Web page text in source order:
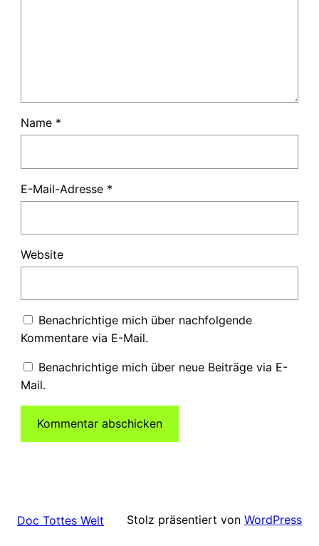
Name *
E-Mail-Adresse *
Website
Benachrichtige mich über nachfolgende
Kommentare via E-Mail.
Benachrichtige mich über neue Beiträge via E-
Mail.
Doc Tottes Welt Stolz präsentiert von WordPress